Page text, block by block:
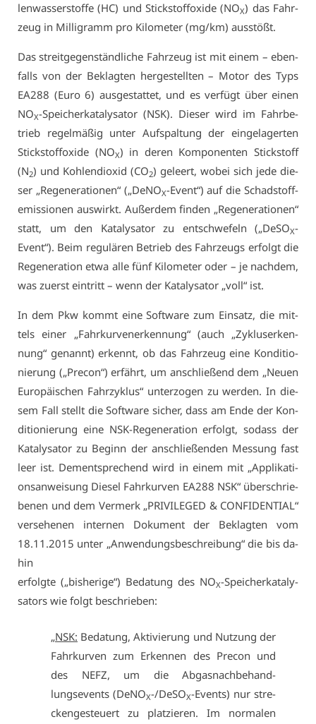
len­was­ser­stof­fe (HC) und Stick­stoff­oxi­de (NOX) das Fahr­
zeug in Mil­li­gramm pro Ki­lo­me­ter (mg/km) aus­stößt.
Das streit­ge­gen­ständ­li­che Fahr­zeug ist mit ei­nem – eben­
falls von der Be­klag­ten her­ge­stell­ten – Mo­tor des Typs
EA288 (Eu­ro 6) aus­ge­stat­tet, und es ver­fügt über ei­nen
NOX-Spei­cher­ka­ta­ly­sa­tor (NSK). Die­ser wird im Fahr­be­
trieb re­gel­mä­ßig un­ter Auf­spal­tung der ein­ge­la­ger­ten
Stick­stoff­oxi­de (NOX) in de­ren Kom­po­nen­ten Stick­stoff
(N2) und Koh­len­di­oxid (CO2) ge­leert, wo­bei sich je­de die­
ser „Re­ge­ne­ra­tio­nen“ („De­NOX-Event“) auf die Schad­stoff­
emis­sio­nen aus­wirkt. Au­ßer­dem fin­den „Re­ge­ne­ra­tio­nen“
statt, um den Ka­ta­ly­sa­tor zu ent­schwe­feln („De­SOX-
Event“). Beim re­gu­lä­ren Be­trieb des Fahr­zeugs er­folgt die
Re­ge­ne­ra­ti­on et­wa al­le fünf Ki­lo­me­ter oder – je nach­dem,
was zu­erst ein­tritt – wenn der Ka­ta­ly­sa­tor „voll“ ist.
In dem Pkw kommt ei­ne Soft­ware zum Ein­satz, die mit­
tels ei­ner „Fahr­kur­ven­er­ken­nung“ (auch „Zy­kluser­ken­
nung“ ge­nannt) er­kennt, ob das Fahr­zeug ei­ne Kon­di­tio­
nie­rung („Pre­con“) er­fährt, um an­schlie­ßend dem „Neu­en
Eu­ro­päi­schen Fahr­zy­klus“ un­ter­zo­gen zu wer­den. In die­
sem Fall stellt die Soft­ware si­cher, dass am En­de der Kon­
di­tio­nie­rung ei­ne NSK-Re­ge­ne­ra­ti­on er­folgt, so­dass der
Ka­ta­ly­sa­tor zu Be­ginn der an­schlie­ßen­den Mes­sung fast
leer ist. Dem­entspre­chend wird in ei­nem mit „Ap­pli­ka­ti­
ons­an­wei­sung Die­sel Fahr­kur­ven EA288 NSK“ über­schrie­
be­nen und dem Ver­merk „PRI­VI­LE­GED & CON­FI­DEN­TI­AL“
ver­se­he­nen in­ter­nen Do­ku­ment der Be­klag­ten vom
18.11.2015 un­ter „An­wen­dungs­be­schrei­bung“ die bis da­
hin
er­folg­te („bis­he­ri­ge“) Be­da­tung des NOX-Spei­cher­ka­ta­ly­
sa­tors wie folgt be­schrie­ben:
„NSK: Be­da­tung, Ak­ti­vie­rung und Nut­zung der
Fahr­kur­ven zum Er­ken­nen des Pre­con und
des NEFZ, um die Ab­gas­nach­be­hand­
lungsevents (De­NOX-/De­SOX-Events) nur stre­
cken­ge­steu­ert zu plat­zie­ren. Im nor­ma­len